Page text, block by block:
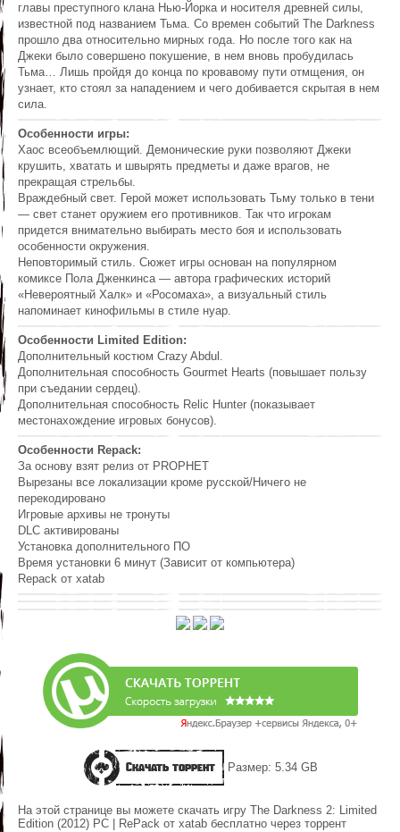
главы преступного клана Нью-Йорка и носителя древней силы,
известной под названием Тьма. Со времен событий The Darkness
прошло два относительно мирных года. Но после того как на
Джеки было совершено покушение, в нем вновь пробудилась
Тьма… Лишь пройдя до конца по кровавому пути отмщения, он
узнает, кто стоял за нападением и чего добивается скрытая в нем
сила.
Особенности игры:
Хаос всеобъемлющий. Демонические руки позволяют Джеки
крушить, хватать и швырять предметы и даже врагов, не
прекращая стрельбы.
Враждебный свет. Герой может использовать Тьму только в тени
— свет станет оружием его противников. Так что игрокам
придется внимательно выбирать место боя и использовать
особенности окружения.
Неповторимый стиль. Сюжет игры основан на популярном
комиксе Пола Дженкинса — автора графических историй
«Невероятный Халк» и «Росомаха», а визуальный стиль
напоминает кинофильмы в стиле нуар.
Особенности Limited Edition:
Дополнительный костюм Crazy Abdul.
Дополнительная способность Gourmet Hearts (повышает пользу
при съедании сердец).
Дополнительная способность Relic Hunter (показывает
местонахождение игровых бонусов).
Особенности Repack:
За основу взят релиз от PROPHET
Вырезаны все локализации кроме русской/Ничего не
перекодировано
Игровые архивы не тронуты
DLC активированы
Установка дополнительного ПО
Время установки 6 минут (Зависит от компьютера)
Repack от xatab
Скачать торрент Размер: 5.34 GB
На этой странице вы можете скачать игру The Darkness 2: Limited
Edition (2012) PC | RePack от xatab бесплатно через торрент